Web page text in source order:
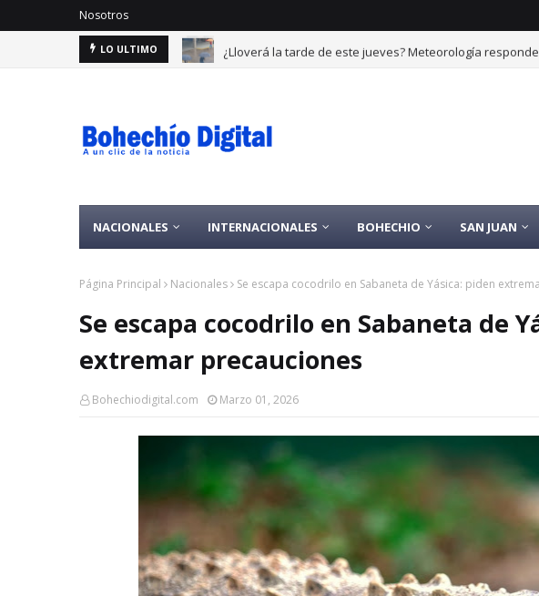
Nosotros
LO ULTIMO ¿Lloverá la tarde de este jueves? Meteorología responde
NACIONALES INTERNACIONALES BOHECHIO SAN JUAN
Página Principal Nacionales Se escapa cocodrilo en Sabaneta de Yásica: piden
Se escapa cocodrilo en Sabaneta de
extremar precauciones
Bohechiodigital.com Marzo 01, 2026